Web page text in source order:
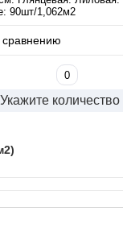
90шт/1,062м2
сравнению
Укажите количество